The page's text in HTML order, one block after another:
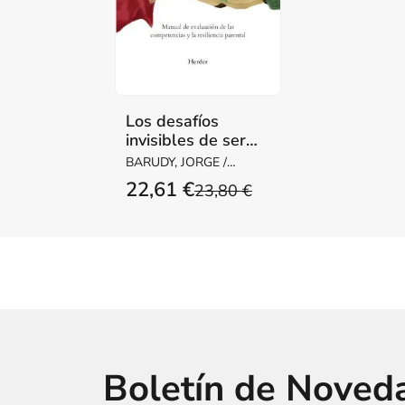
Los desafíos
invisibles de ser
madre o padre
BARUDY, JORGE /
DANTAGNAN,
MARYORIE 23,80 €
22,61 €
Boletín de